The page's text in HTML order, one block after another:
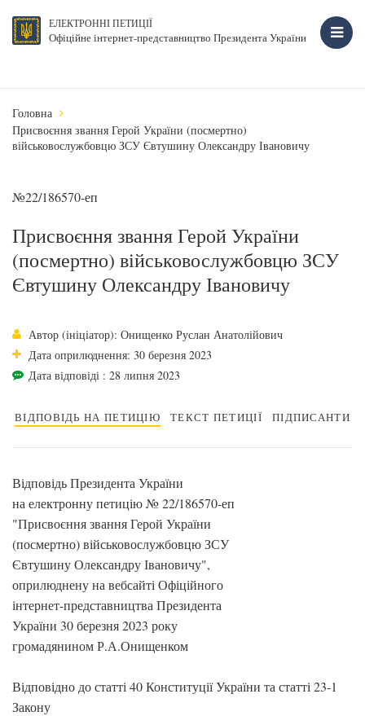
ЕЛЕКТРОННІ ПЕТИЦІЇ
Офіційне інтернет-представництво Президента України
Головна
Присвоєння звання Герой України (посмертно)
військовослужбовцю ЗСУ Євтушину Олександру Івановичу
№22/186570-еп
Присвоєння звання Герой України
(посмертно) військовослужбовцю ЗСУ
Євтушину Олександру Івановичу
Автор (ініціатор): Онищенко Руслан Анатолійович
Дата оприлюднення: 30 березня 2023
Дата відповіді : 28 липня 2023
ВІДПОВІДЬ НА ПЕТИЦІЮ ТЕКСТ ПЕТИЦІЇ ПІДПИСАНТИ
Відповідь Президента України
на електронну петицію № 22/186570-еп
"Присвоєння звання Герой України
(посмертно) військовослужбовцю ЗСУ
Євтушину Олександру Івановичу",
оприлюднену на вебсайті Офіційного
інтернет-представництва Президента
України 30 березня 2023 року
громадянином Р.А.Онищенком
Відповідно до статті 40 Конституції України та статті 23-1
Закону